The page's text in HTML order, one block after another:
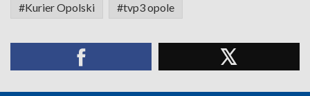
#Kurier Opolski #tvp3 opole